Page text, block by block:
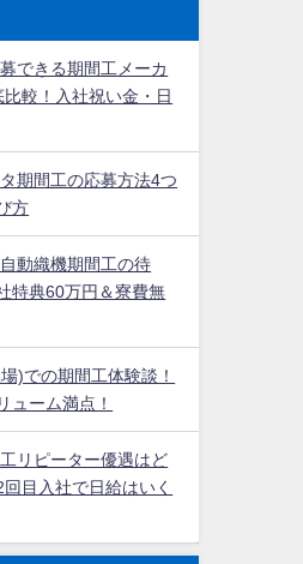
できる期間工メーカ
較！入社祝い金・日
期間工の応募方法4つ
方
動織機期間工の待
特典60万円＆寮費無
)での期間工体験談！
ューム満点！
リピーター優遇はど
目入社で日給はいく